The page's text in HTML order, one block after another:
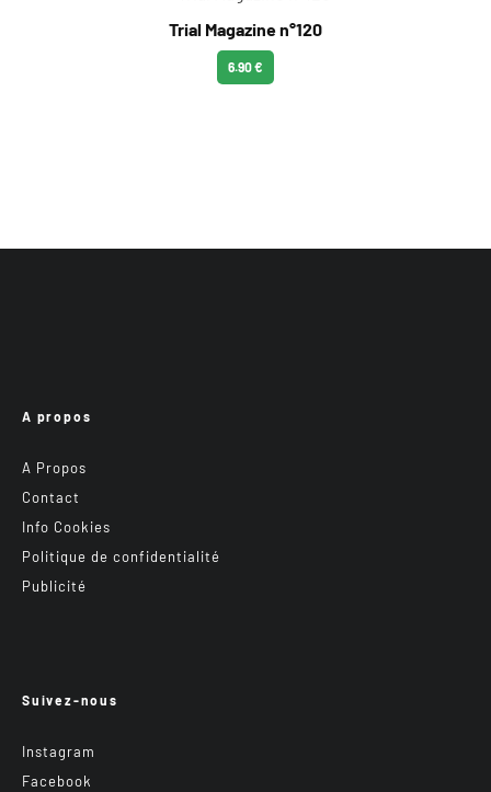
Trial Magazine n°120
6.90 €
A propos
A Propos
Contact
Info Cookies
Politique de confidentialité
Publicité
Suivez-nous
Instagram
Facebook